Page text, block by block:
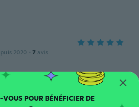
2020 · 7 avis
2018 · 20 avis